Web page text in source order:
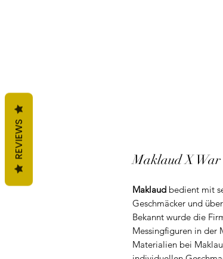
Maklaud X War
Maklaud bedient mit
Geschmäcker und
Bekannt wurde die
Messingfiguren in der
Materialien bei
REVIEWS